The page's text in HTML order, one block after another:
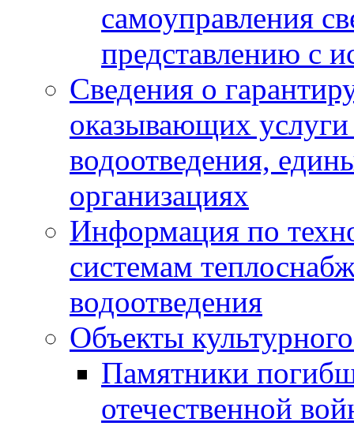
самоуправления
представлению с
Сведения о
оказывающих
водоотведения,
организациях
Информация по
системам
водоотведения
Объекты
Памятники
отечественной